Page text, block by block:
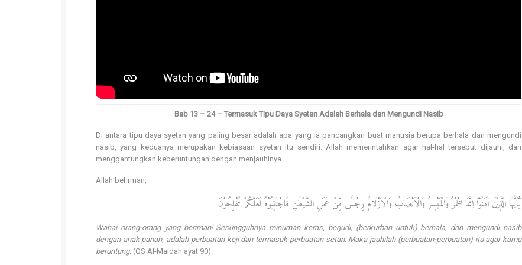
Bab 13 – 24 – Termasuk Tipu Daya Syetan Adalah Berhala dan Mengundi Nasib
Di antara tipu daya syetan yang paling besar adalah apa yang ia pancangkan buat manusia berupa berhala dan mengundi
nasib, yang keduanya merupakan kebiasaan syetan itu sendiri. Allah memerintahkan agar hal-hal tersebut dijauhi, dan
menggantungkan keberuntungan dengan menjauhinya.
Allah befirman,
يٰٓاَيُّهَا الَّذِيْنَ اٰمَنُوْٓا اِنَّمَا الْخَمْرُ وَالْمَيْسِرُ وَالْاَنْصَابُ وَالْاَزْلَامُ رِجْسٌ مِّنْ عَمَلِ الشَّيْطٰنِ فَاجْتَنِبُوْهُ لَعَلَّكُمْ تُفْلِحُوْنَ
Wahai orang-orang yang beriman! Sesungguhnya minuman keras, berjudi, (berkurban untuk) berhala, dan mengundi nasib
dengan anak panah, adalah perbuatan keji dan termasuk perbuatan setan. Maka jauhilah (perbuatan-perbuatan) itu agar kamu
beruntung. (QS Al-Maidah ayat 90).